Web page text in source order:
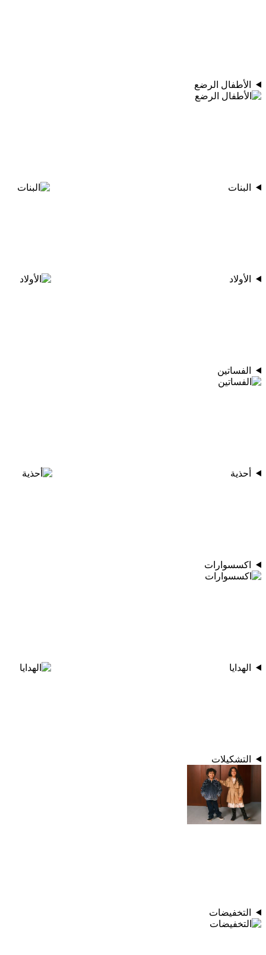
الأطفال الرضع
البنات
الأولاد
الفساتين
أحذية
اكسسوارات
الهدايا
التشكيلات
التخفيضات